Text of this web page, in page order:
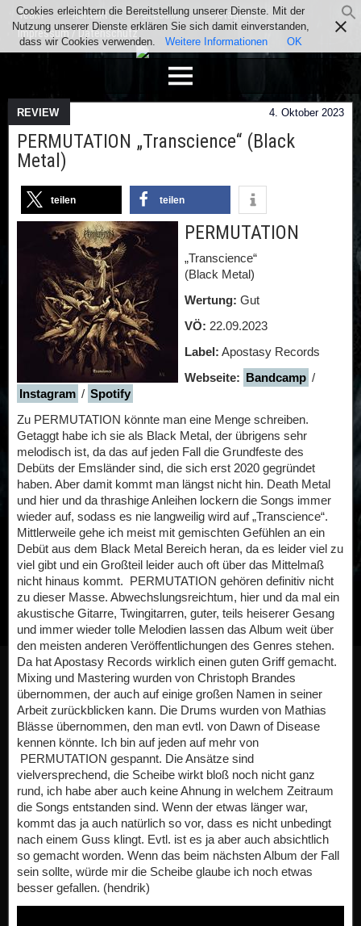
Team Kontakt Facebook
Instagram
Impressum / Datenschutz
REVIEW 4. Oktober 2023
PERMUTATION „Transcience“ (Black
Metal)
teilen teilen
PERMUTATION
„Transcience“
(Black Metal)
Wertung: Gut
VÖ: 22.09.2023
Label: Apostasy Records
Webseite: Bandcamp /
Instagram / Spotify
Zu PERMUTATION könnte man eine Menge schreiben.
Getaggt habe ich sie als Black Metal, der übrigens sehr
melodisch ist, da das auf jeden Fall die Grundfeste des
Debüts der Emsländer sind, die sich erst 2020 gegründet
haben. Aber damit kommt man längst nicht hin. Death Metal
und hier und da thrashige Anleihen lockern die Songs immer
wieder auf, sodass es nie langweilig wird auf „Transcience“.
Mittlerweile gehe ich meist mit gemischten Gefühlen an ein
Debüt aus dem Black Metal Bereich heran, da es leider viel zu
viel gibt und ein Großteil leider auch oft über das Mittelmaß
nicht hinaus kommt. PERMUTATION gehören definitiv nicht
zu dieser Masse. Abwechslungsreichtum, hier und da mal ein
akustische Gitarre, Twingitarren, guter, teils heiserer Gesang
und immer wieder tolle Melodien lassen das Album weit über
den meisten anderen Veröffentlichungen des Genres stehen.
Da hat Apostasy Records wirklich einen guten Griff gemacht.
Mixing und Mastering wurden von Christoph Brandes
übernommen, der auch auf einige großen Namen in seiner
Arbeit zurückblicken kann. Die Drums wurden von Mathias
Blässe übernommen, den man evtl. von Dawn of Disease
kennen könnte. Ich bin auf jeden auf mehr von
PERMUTATION gespannt. Die Ansätze sind
vielversprechend, die Scheibe wirkt bloß noch nicht ganz
rund, ich habe aber auch keine Ahnung in welchem Zeitraum
die Songs entstanden sind. Wenn der etwas länger war,
kommt das ja auch natürlich so vor, dass es nicht unbedingt
nach einem Guss klingt. Evtl. ist es ja aber auch absichtlich
so gemacht worden. Wenn das beim nächsten Album der Fall
sein sollte, würde mir die Scheibe glaube ich noch etwas
besser gefallen. (hendrik)
Cookies erleichtern die Bereitstellung unserer Dienste. Mit der
Nutzung unserer Dienste erklären Sie sich damit einverstanden,
dass wir Cookies verwenden.
Weitere Informationen OK